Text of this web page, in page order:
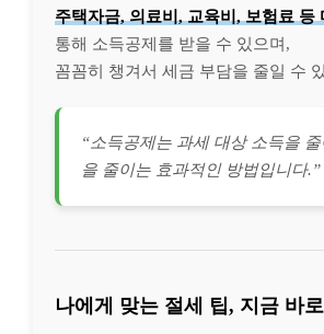
주택자금, 의료비, 교육비, 보험료 등
통해 소득공제를 받을 수 있으며,
꼼꼼히 챙겨서 세금 부담을 줄일 수
“소득공제는 과세 대상 소득을
을 줄이는 효과적인 방법입니다.”
나에게 맞는 절세 팁, 지금 바